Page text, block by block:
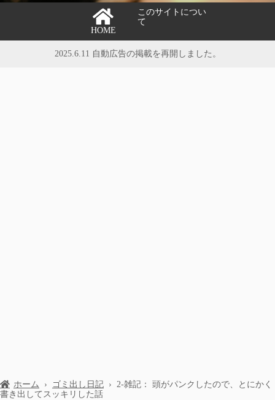
HOME
このサイトについ
て
2025.6.11 自動広告の掲載を再開しました。
ホーム › ゴミ出し日記 › 2-雑記： 頭がパンクしたので、とにかく
書き出してスッキリした話